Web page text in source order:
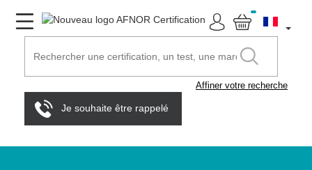
Affiner votre recherche
Je souhaite être rappelé